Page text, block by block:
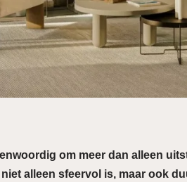
om meer dan alleen
alleen sfeervol is, maar ook